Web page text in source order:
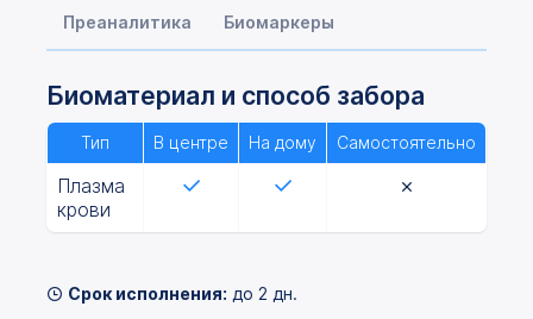
Преаналитика Биомаркеры
Биоматериал и способ забора
Тип В центре На дому Самостоятельно
Плазма
крови
Срок исполнения: до 2 дн.